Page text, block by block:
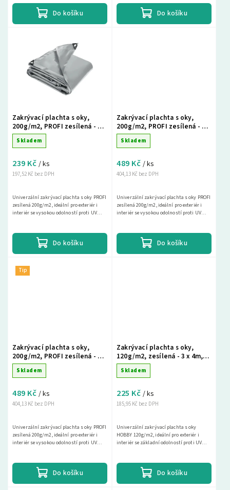
Do košíku Do košíku
Zakrývací plachta s oky,
200g/m2, PROFI zesílená - 2 x
3m, šedá
Skladem
197,52 Kč bez DPH
239 Kč / ks
Do košíku
Univerzální zakrývací plachta s oky PROFI
zesílená 200g/m2, ideální pro exteriér i
interiér se vysokou odolností proti UV
Zakrývací plachta s oky,
200g/m2, PROFI zesílená - 2 x
8m, zelená
Skladem
404,13 Kč bez DPH
489 Kč / ks
Do košíku
Univerzální zakrývací plachta s oky PROFI
zesílená 200g/m2, ideální pro exteriér i
interiér se vysokou odolností proti UV
Tip
Zakrývací plachta s oky,
200g/m2, PROFI zesílená - 2 x
8m, šedá
Skladem
404,13 Kč bez DPH
489 Kč / ks
Do košíku
Univerzální zakrývací plachta s oky PROFI
zesílená 200g/m2, ideální pro exteriér i
interiér se vysokou odolností proti UV
Zakrývací plachta s oky,
120g/m2, zesílená - 3 x 4m,
zelená
Skladem
185,95 Kč bez DPH
225 Kč / ks
Do košíku
Univerzální zakrývací plachta s oky
HOBBY 120g/m2, ideální pro exteriér i
interiér se základní odolností proti UV